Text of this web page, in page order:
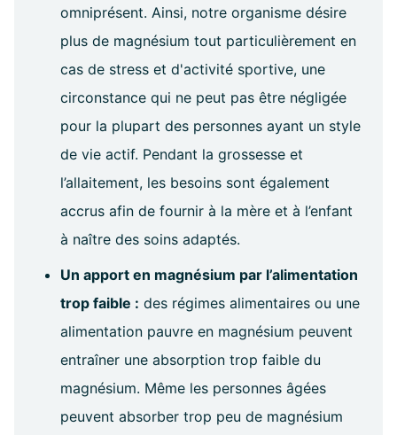
omniprésent. Ainsi, notre organisme désire
plus de magnésium tout particulièrement en
cas de stress et d'activité sportive, une
circonstance qui ne peut pas être négligée
pour la plupart des personnes ayant un style
de vie actif. Pendant la grossesse et
l’allaitement, les besoins sont également
accrus afin de fournir à la mère et à l’enfant
à naître des soins adaptés.
Un apport en magnésium par l’alimentation
trop faible : des régimes alimentaires ou une
alimentation pauvre en magnésium peuvent
entraîner une absorption trop faible du
magnésium. Même les personnes âgées
peuvent absorber trop peu de magnésium